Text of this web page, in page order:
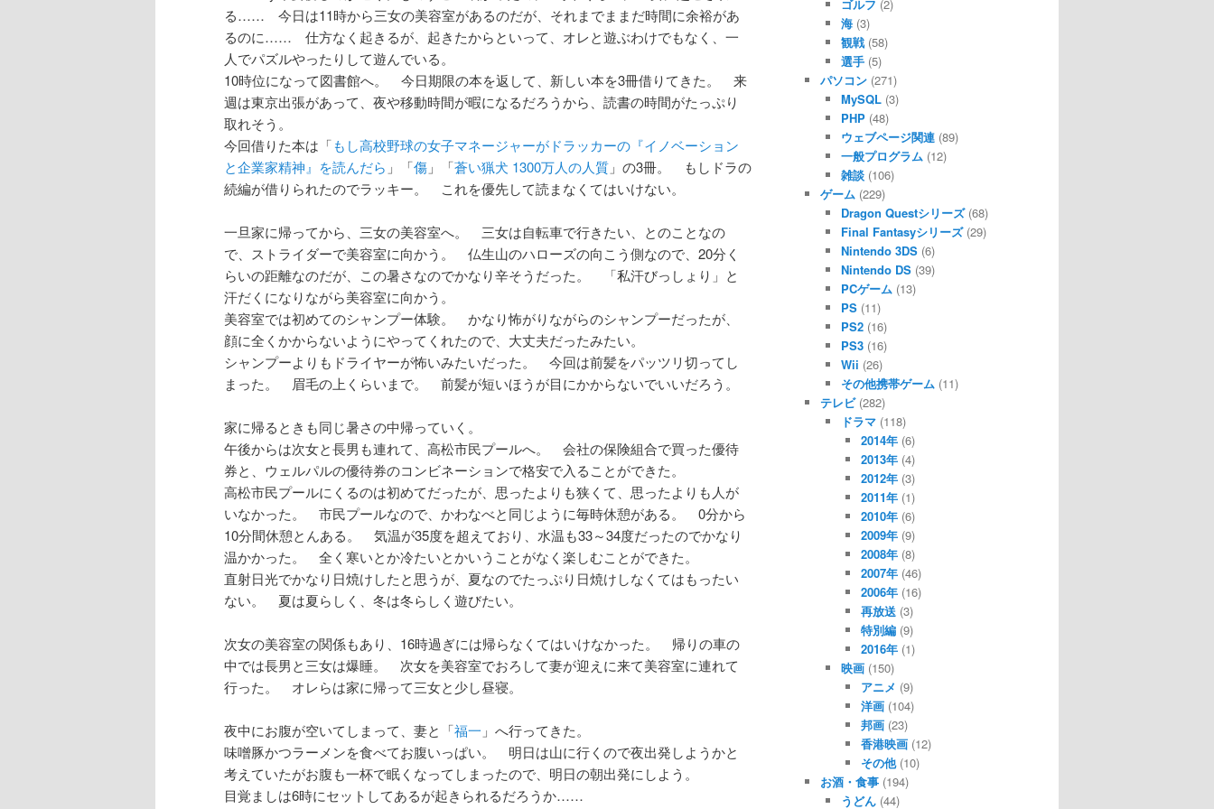
る…… 今日は11時から三女の美容室があるのだが、それまでままだ時間に余裕があ
るのに…… 仕方なく起きるが、起きたからといって、オレと遊ぶわけでもなく、一
人でパズルやったりして遊んでいる。
10時位になって図書館へ。 今日期限の本を返して、新しい本を3冊借りてきた。 来
週は東京出張があって、夜や移動時間が暇になるだろうから、読書の時間がたっぷり
取れそう。
今回借りた本は「もし高校野球の女子マネージャーがドラッカーの『イノベーション
と企業家精神』を読んだら 」「傷 」「蒼い猟犬 1300万人の人質 」の3冊。 もしドラの
続編が借りられたのでラッキー。 これを優先して読まなくてはいけない。
一旦家に帰ってから、三女の美容室へ。 三女は自転車で行きたい、とのことなの
で、ストライダーで美容室に向かう。 仏生山のハローズの向こう側なので、20分く
らいの距離なのだが、この暑さなのでかなり辛そうだった。 「私汗びっしょり」と
汗だくになりながら美容室に向かう。
美容室では初めてのシャンプー体験。 かなり怖がりながらのシャンプーだったが、
顔に全くかからないようにやってくれたので、大丈夫だったみたい。
シャンプーよりもドライヤーが怖いみたいだった。 今回は前髪をパッツリ切ってし
まった。 眉毛の上くらいまで。 前髪が短いほうが目にかからないでいいだろう。
家に帰るときも同じ暑さの中帰っていく。
午後からは次女と長男も連れて、高松市民プールへ。 会社の保険組合で買った優待
券と、ウェルパルの優待券のコンビネーションで格安で入ることができた。
高松市民プールにくるのは初めてだったが、思ったよりも狭くて、思ったよりも人が
いなかった。 市民プールなので、かわなべと同じように毎時休憩がある。 0分から
10分間休憩とんある。 気温が35度を超えており、水温も33～34度だったのでかなり
温かかった。 全く寒いとか冷たいとかいうことがなく楽しむことができた。
直射日光でかなり日焼けしたと思うが、夏なのでたっぷり日焼けしなくてはもったい
ない。 夏は夏らしく、冬は冬らしく遊びたい。
次女の美容室の関係もあり、16時過ぎには帰らなくてはいけなかった。 帰りの車の
中では長男と三女は爆睡。 次女を美容室でおろして妻が迎えに来て美容室に連れて
行った。 オレらは家に帰って三女と少し昼寝。
夜中にお腹が空いてしまって、妻と「福一 」へ行ってきた。
味噌豚かつラーメンを食べてお腹いっぱい。 明日は山に行くので夜出発しようかと
考えていたがお腹も一杯で眠くなってしまったので、明日の朝出発にしよう。
目覚ましは6時にセットしてあるが起きられるだろうか……
ゴルフ (2)
海(3)
観戦(58)
選手(5)
パソコン (271)
MySQL(3)
PHP(48)
ウェブページ関連(89)
一般プログラム (12)
雑談(106)
ゲーム (229)
Dragon Questシリーズ(68)
Final Fantasyシリーズ(29)
Nintendo 3DS(6)
Nintendo DS(39)
PCゲーム (13)
PS(11)
PS2(16)
PS3(16)
Wii (26)
その他携帯ゲーム (11)
テレビ(282)
ドラマ(118)
2014年 (6)
2013年 (4)
2012年 (3)
2011年 (1)
2010年 (6)
2009年 (9)
2008年 (8)
2007年 (46)
2006年 (16)
再放送 (3)
特別編 (9)
2016年 (1)
映画(150)
アニメ (9)
洋画 (104)
邦画 (23)
香港映画 (12)
その他(10)
お酒・食事 (194)
うどん(44)